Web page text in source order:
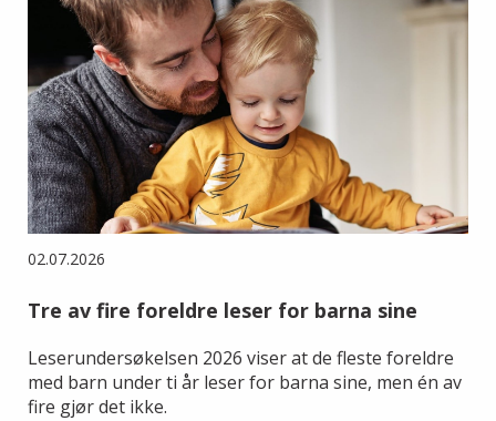
02.07.2026
Tre av fire foreldre leser for barna sine
Leserundersøkelsen 2026 viser at de fleste foreldre
med barn under ti år leser for barna sine, men én av
fire gjør det ikke.